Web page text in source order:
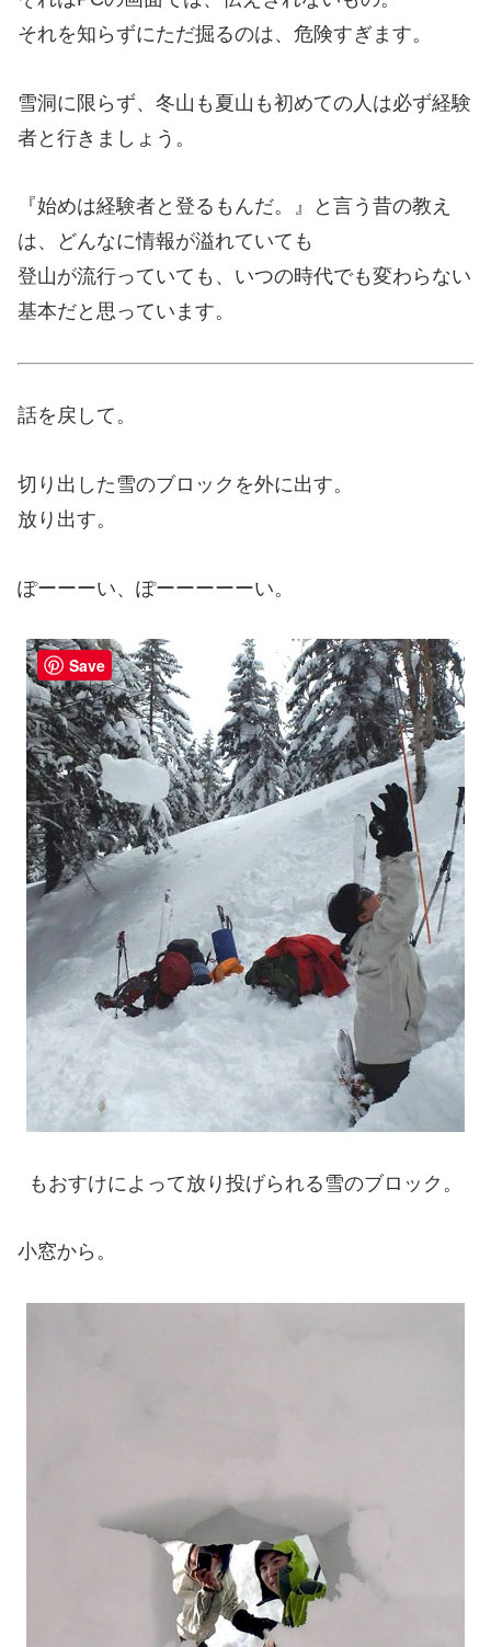
それを知らずにただ掘るのは、危険すぎます。
雪洞に限らず、冬山も夏山も初めての人は必ず経験
者と行きましょう。
『始めは経験者と登るもんだ。』と言う昔の教え
は、どんなに情報が溢れていても
登山が流行っていても、いつの時代でも変わらない
基本だと思っています。
話を戻して。
切り出した雪のブロックを外に出す。
放り出す。
ぽーーーい、ぽーーーーーい。
もおすけによって放り投げられる雪のブロック。
小窓から。
Save